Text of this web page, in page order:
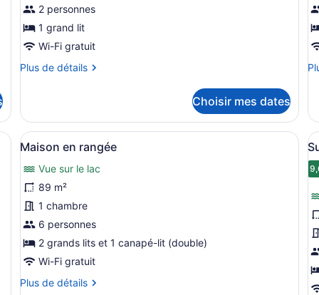
de
chambre :
Chambre
2 personnes
1 grand lit
Wi-Fi gratuit
Plus de détails
Plus
Chambre
Choisir mes dates
des fauteuils, une table basse et une vue sur l’océan grâce à
Afficher
toutes
les
photos
pour
ce
type
de
chambre :
Maison
Une terrasse dotée de chaises
9
Maison en rangée
Vue sur le lac
89 m²
1 chambre
6 personnes
2 grands lits et 1 canapé-lit (double)
Wi-Fi gratuit
Plus de détails
Plus